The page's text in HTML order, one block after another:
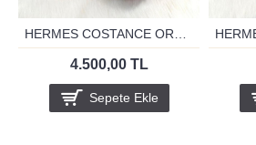
4.500,00 TL
Sepete Ekle